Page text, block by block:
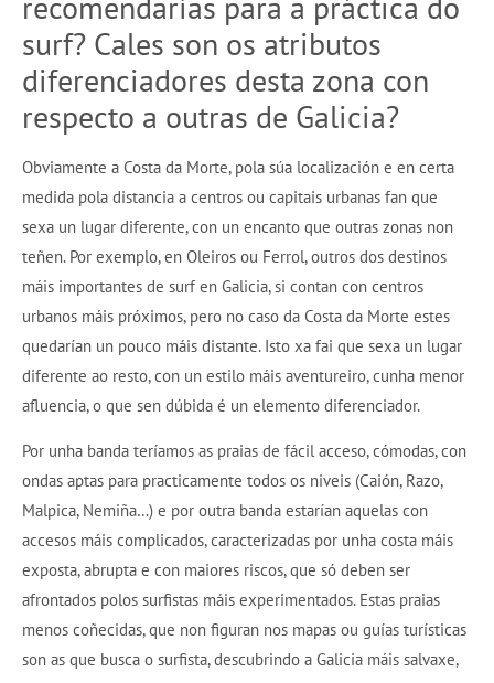
surf? Cales son os atributos
diferenciadores desta zona con
respecto a outras de Galicia?
Obviamente a Costa da Morte, pola súa localización e en certa
medida pola distancia a centros ou capitais urbanas fan que
sexa un lugar diferente, con un encanto que outras zonas non
teñen. Por exemplo, en Oleiros ou Ferrol, outros dos destinos
máis importantes de surf en Galicia, si contan con centros
urbanos máis próximos, pero no caso da Costa da Morte estes
quedarían un pouco máis distante. Isto xa fai que sexa un lugar
diferente ao resto, con un estilo máis aventureiro, cunha menor
afluencia, o que sen dúbida é un elemento diferenciador.
Por unha banda teríamos as praias de fácil acceso, cómodas, con
ondas aptas para practicamente todos os niveis (Caión, Razo,
Malpica, Nemiña…) e por outra banda estarían aquelas con
accesos máis complicados, caracterizadas por unha costa máis
exposta, abrupta e con maiores riscos, que só deben ser
afrontados polos surfistas máis experimentados. Estas praias
menos coñecidas, que non figuran nos mapas ou guías turísticas
son as que busca o surfista, descubrindo a Galicia máis salvaxe,